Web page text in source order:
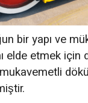
bir yapı ve
elde etmek